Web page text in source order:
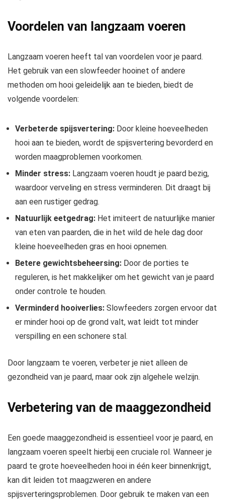
Voordelen van langzaam voeren
Langzaam voeren heeft tal van voordelen voor je paard.
Het gebruik van een slowfeeder hooinet of andere
methoden om hooi geleidelijk aan te bieden, biedt de
volgende voordelen:
Verbeterde spijsvertering: Door kleine hoeveelheden
hooi aan te bieden, wordt de spijsvertering bevorderd en
worden maagproblemen voorkomen.
Minder stress: Langzaam voeren houdt je paard bezig,
waardoor verveling en stress verminderen. Dit draagt bij
aan een rustiger gedrag.
Natuurlijk eetgedrag: Het imiteert de natuurlijke manier
van eten van paarden, die in het wild de hele dag door
kleine hoeveelheden gras en hooi opnemen.
Betere gewichtsbeheersing: Door de porties te
reguleren, is het makkelijker om het gewicht van je paard
onder controle te houden.
Verminderd hooiverlies: Slowfeeders zorgen ervoor dat
er minder hooi op de grond valt, wat leidt tot minder
verspilling en een schonere stal.
Door langzaam te voeren, verbeter je niet alleen de
gezondheid van je paard, maar ook zijn algehele welzijn.
Verbetering van de maaggezondheid
Een goede maaggezondheid is essentieel voor je paard, en
langzaam voeren speelt hierbij een cruciale rol. Wanneer je
paard te grote hoeveelheden hooi in één keer binnenkrijgt,
kan dit leiden tot maagzweren en andere
spijsverteringsproblemen. Door gebruik te maken van een